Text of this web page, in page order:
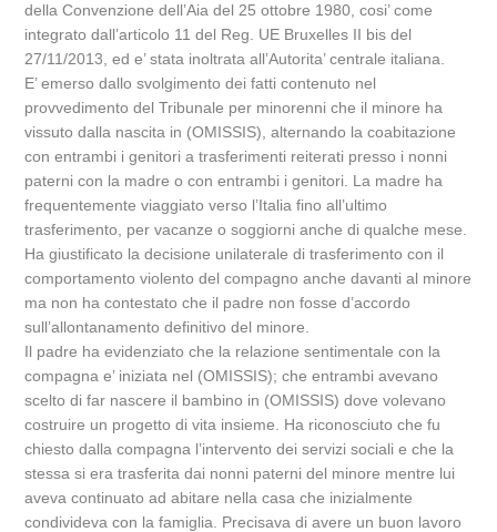
della Convenzione dell’Aia del 25 ottobre 1980, cosi’ come
integrato dall’articolo 11 del Reg. UE Bruxelles II bis del
27/11/2013, ed e’ stata inoltrata all’Autorita’ centrale italiana.
E’ emerso dallo svolgimento dei fatti contenuto nel
provvedimento del Tribunale per minorenni che il minore ha
vissuto dalla nascita in (OMISSIS), alternando la coabitazione
con entrambi i genitori a trasferimenti reiterati presso i nonni
paterni con la madre o con entrambi i genitori. La madre ha
frequentemente viaggiato verso l’Italia fino all’ultimo
trasferimento, per vacanze o soggiorni anche di qualche mese.
Ha giustificato la decisione unilaterale di trasferimento con il
comportamento violento del compagno anche davanti al minore
ma non ha contestato che il padre non fosse d’accordo
sull’allontanamento definitivo del minore.
Il padre ha evidenziato che la relazione sentimentale con la
compagna e’ iniziata nel (OMISSIS); che entrambi avevano
scelto di far nascere il bambino in (OMISSIS) dove volevano
costruire un progetto di vita insieme. Ha riconosciuto che fu
chiesto dalla compagna l’intervento dei servizi sociali e che la
stessa si era trasferita dai nonni paterni del minore mentre lui
aveva continuato ad abitare nella casa che inizialmente
condivideva con la famiglia. Precisava di avere un buon lavoro